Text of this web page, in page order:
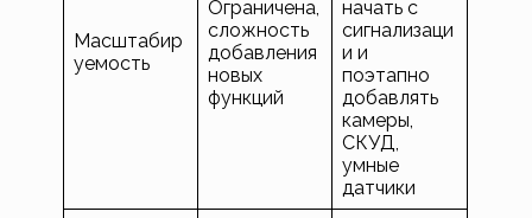
Масштабир
уемость
Ограничена,
сложность
добавления
новых
функций
начать с
сигнализаци
и и
поэтапно
добавлять
камеры,
СКУД,
умные
датчики